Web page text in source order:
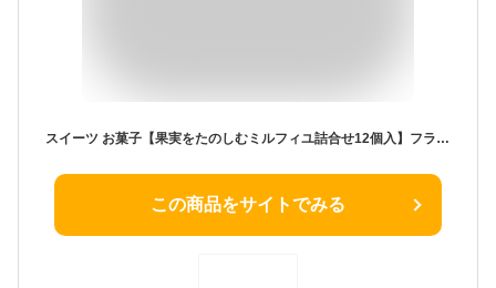
スイーツ お菓子【果実をたのしむミルフィユ詰合せ12個入】フランセ 個包装 スイーツ ギフト 焼き菓子 洋菓子 プレゼント ミルフィユ 職場 退職 お礼 内祝い お返し お祝い 結婚祝い 出産祝い 東京 お土産 手土産 菓子折り 可愛い お中元 御中元 夏ギフト 暑中見舞い
この商品をサイトでみる